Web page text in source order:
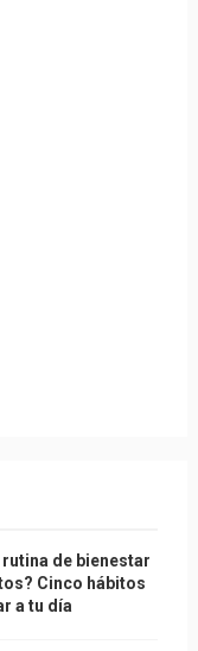
de bienestar
Cinco hábitos
a tu día